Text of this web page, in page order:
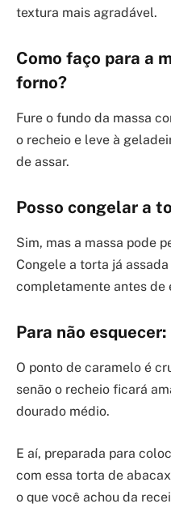
textura mais agradável.
Como faço para a
forno?
Fure o fundo da massa
o recheio e leve à
de assar.
Posso congelar a
Sim, mas a massa pode
Congele a torta já
completamente antes de
Para não esquecer:
O ponto de caramelo é
senão o recheio ficará
dourado médio.
E aí, preparada para
com essa torta de
o que você achou da